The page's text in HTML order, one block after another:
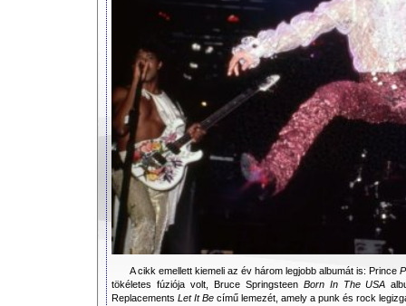
A cikk emellett kiemeli az év három legjobb albumát is: Prince
tökéletes fúziója volt, Bruce Springsteen Born In The USA
Replacements Let It Be című lemezét, amely a punk és rock